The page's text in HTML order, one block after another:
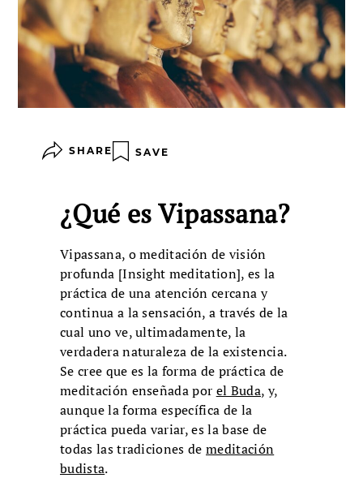
SHARE SAVE
¿Qué es Vipassana?
Vipassana, o meditación de visión
profunda [Insight meditation], es la
práctica de una atención cercana y
continua a la sensación, a través de la
cual uno ve, ultimadamente, la
verdadera naturaleza de la existencia.
Se cree que es la forma de práctica de
meditación enseñada por el Buda, y,
aunque la forma específica de la
práctica pueda variar, es la base de
todas las tradiciones demeditación
budista.